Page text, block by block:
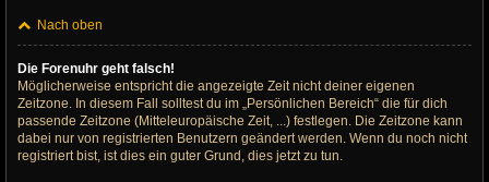
Nach oben
Die Forenuhr geht falsch!
Möglicherweise entspricht die angezeigte Zeit nicht deiner eigenen
Zeitzone. In diesem Fall solltest du im „Persönlichen Bereich“ die für dich
passende Zeitzone (Mitteleuropäische Zeit, ...) festlegen. Die Zeitzone kann
dabei nur von registrierten Benutzern geändert werden. Wenn du noch nicht
registriert bist, ist dies ein guter Grund, dies jetzt zu tun.